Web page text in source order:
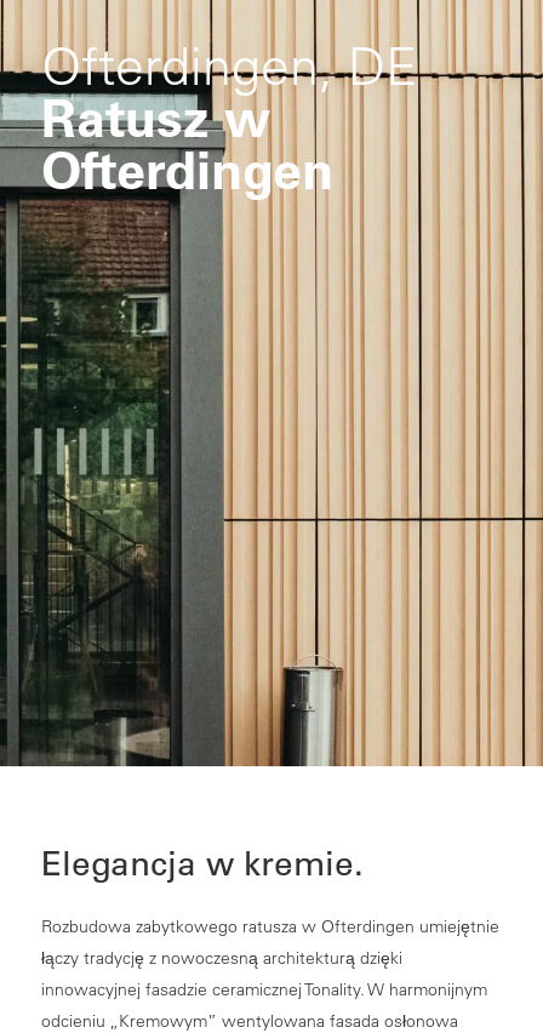
Ofterdingen, DE
Ratusz w
Ofterdingen
Elegancja w kremie.
Rozbudowa zabytkowego ratusza w Ofterdingen umiejętnie
łączy tradycję z nowoczesną architekturą dzięki
innowacyjnej fasadzie ceramicznej Tonality. W harmonijnym
odcieniu „Kremowym” wentylowana fasada osłonowa